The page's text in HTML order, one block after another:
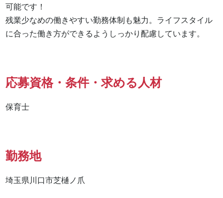
可能です！
残業少なめの働きやすい勤務体制も魅力。ライフスタイル
に合った働き方ができるようしっかり配慮しています。
応募資格・条件・求める人材
保育士
勤務地
埼玉県川口市芝樋ノ爪